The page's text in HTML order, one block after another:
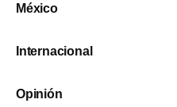
México
Internacional
Opinión